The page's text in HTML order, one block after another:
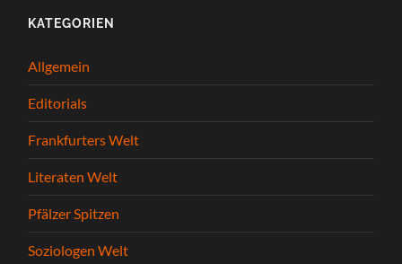
KATEGORIEN
Allgemein
Editorials
Frankfurters Welt
Literaten Welt
Pfälzer Spitzen
Soziologen Welt